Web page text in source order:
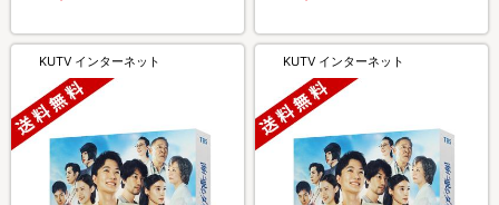
KUTV インターネット KUTV インターネット